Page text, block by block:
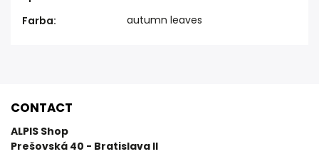
Farba: autumn leaves
CONTACT
ALPIS Shop
Prešovská 40 - Bratislava II